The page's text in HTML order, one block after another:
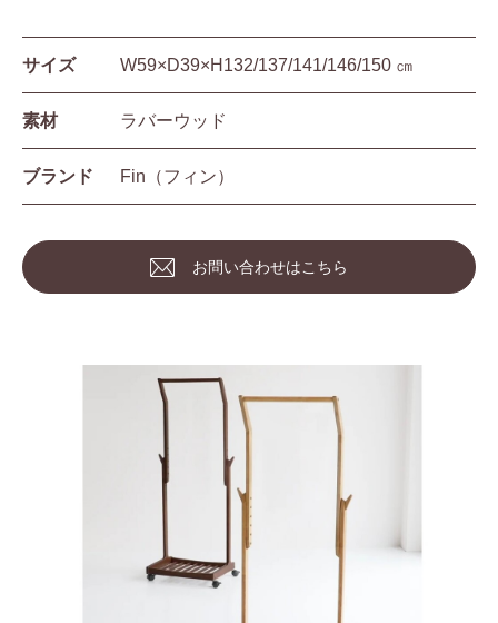
サイズ W59×D39×H132/137/141/146/150 ㎝
素材 ラバーウッド
ブランド Fin（フィン）
お問い合わせはこちら